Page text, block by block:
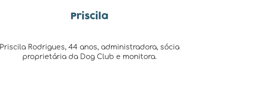
Priscila
Priscila Rodrigues, 44 anos, administradora, sócia
proprietária da Dog Club e monitora.